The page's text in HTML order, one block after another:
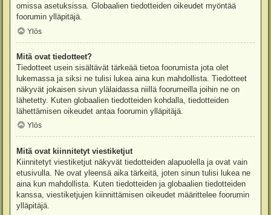
omissa asetuksissa. Globaalien tiedotteiden oikeudet myöntää
foorumin ylläpitäjä.
Ylös
Mitä ovat tiedotteet?
Tiedotteet usein sisältävät tärkeää tietoa foorumista jota olet
lukemassa ja siksi ne tulisi lukea aina kun mahdollista. Tiedotteet
näkyvät jokaisen sivun ylälaidassa niillä foorumeilla joihin ne on
lähetetty. Kuten globaalien tiedotteiden kohdalla, tiedotteiden
lähettämisen oikeudet antaa foorumin ylläpitäjä.
Ylös
Mitä ovat kiinnitetyt viestiketjut
Kiinnitetyt viestiketjut näkyvät tiedotteiden alapuolella ja ovat vain
etusivulla. Ne ovat yleensä aika tärkeitä, joten sinun tulisi lukea ne
aina kun mahdollista. Kuten tiedotteiden ja globaalien tiedotteiden
kanssa, viestiketjujen kiinnittämisen oikeudet määrittelee foorumin
ylläpitäjä.